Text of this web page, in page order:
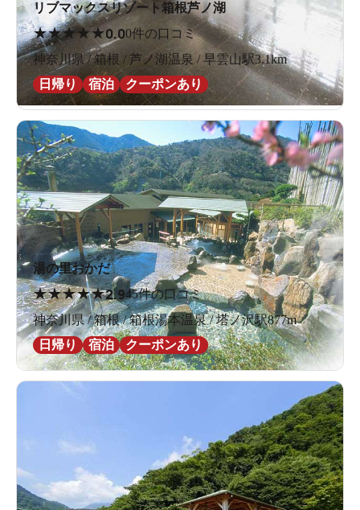
リブマックスリゾート箱根芦ノ湖
★★★★★0.00件の口コミ
神奈川県 / 箱根 / 芦ノ湖温泉 / 早雲山駅3.1km
日帰り
宿泊 クーポンあり
湯の里おかだ
★★★★★2.945件の口コミ
神奈川県 / 箱根 / 箱根湯本温泉 / 塔ノ沢駅877m
日帰り
宿泊 クーポンあり